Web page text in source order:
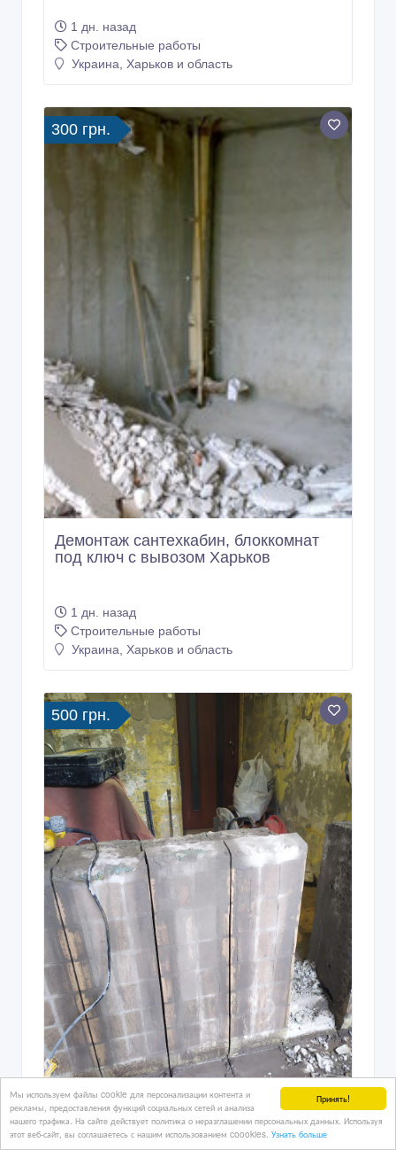
Принять!
Мы используем файлы cookie для персонализации контента и
рекламы, предоставления функций социальных сетей и анализа
нашего трафика. На сайте действует политика о неразглашении персональных данных. Используя
этот веб-сайт, вы соглашаетесь с нашим использованием coookies. Узнать больше
1 дн. назад
Строительные работы
Украина, Харьков и область
300 грн.
Демонтаж сантехкабин, блоккомнат
под ключ с вывозом Харьков
1 дн. назад
Строительные работы
Украина, Харьков и область
500 грн.
Резка проемов под окном.Резка
подоконных, балконных блоков